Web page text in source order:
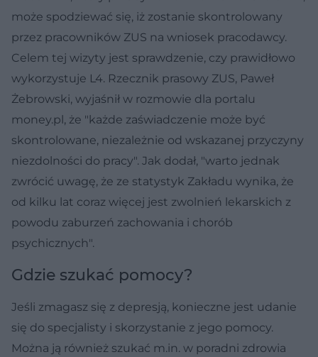
może spodziewać się, iż zostanie skontrolowany
przez pracowników ZUS na wniosek pracodawcy.
Celem tej wizyty jest sprawdzenie, czy prawidłowo
wykorzystuje L4. Rzecznik prasowy ZUS, Paweł
Żebrowski, wyjaśnił w rozmowie dla portalu
money.pl, że "każde zaświadczenie może być
skontrolowane, niezależnie od wskazanej przyczyny
niezdolności do pracy". Jak dodał, "warto jednak
zwrócić uwagę, że ze statystyk Zakładu wynika, że
od kilku lat coraz więcej jest zwolnień lekarskich z
powodu zaburzeń zachowania i chorób
psychicznych".
Gdzie szukać pomocy?
Jeśli zmagasz się z depresją, konieczne jest udanie
się do specjalisty i skorzystanie z jego pomocy.
Można ją również szukać m.in. w poradni zdrowia